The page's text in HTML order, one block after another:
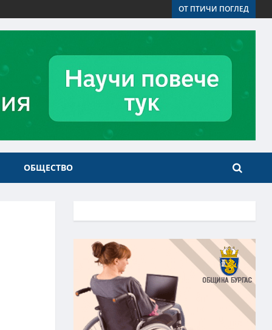
ОТ ПТИЧИ ПОГЛЕД
ОБЩЕСТВО